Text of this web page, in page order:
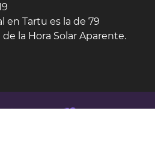
en Tartu es la de 79
la Hora Solar Aparente.